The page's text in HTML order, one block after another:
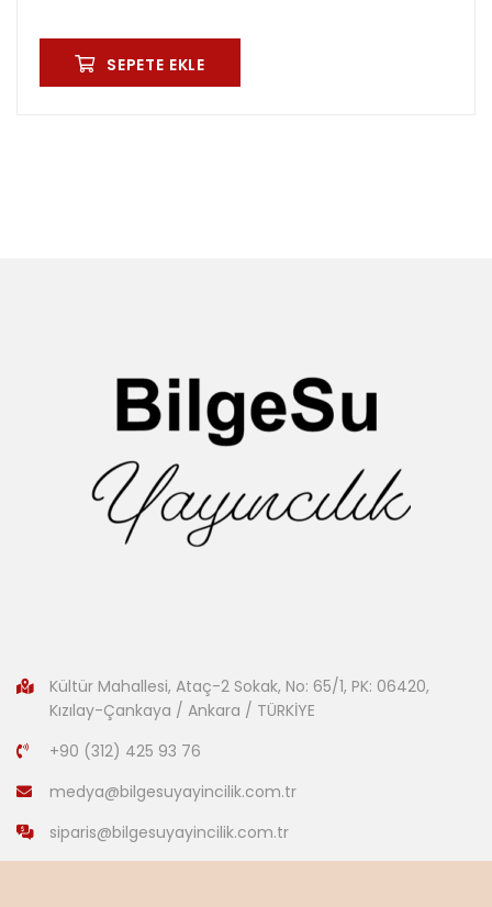
SEPETE EKLE
Kültür Mahallesi, Ataç-2 Sokak, No: 65/1, PK: 06420,
Kızılay-Çankaya / Ankara / TÜRKİYE
+90 (312) 425 93 76
medya@bilgesuyayincilik.com.tr
siparis@bilgesuyayincilik.com.tr